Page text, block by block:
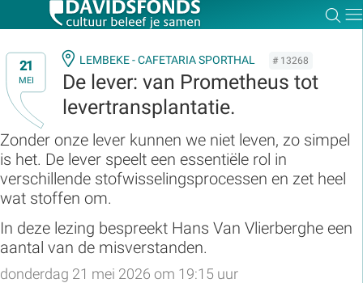
21
MEI
LEMBEKE - CAFETARIA SPORTHAL # 13268
De lever: van Prometheus tot
levertransplantatie.
Zonder onze lever kunnen we niet leven, zo simpel
is het. De lever speelt een essentiële rol in
verschillende stofwisselingsprocessen en zet heel
wat stoffen om.
In deze lezing bespreekt Hans Van Vlierberghe een
aantal van de misverstanden.
donderdag 21 mei 2026 om 19:15 uur
Zoek:
Zoeken